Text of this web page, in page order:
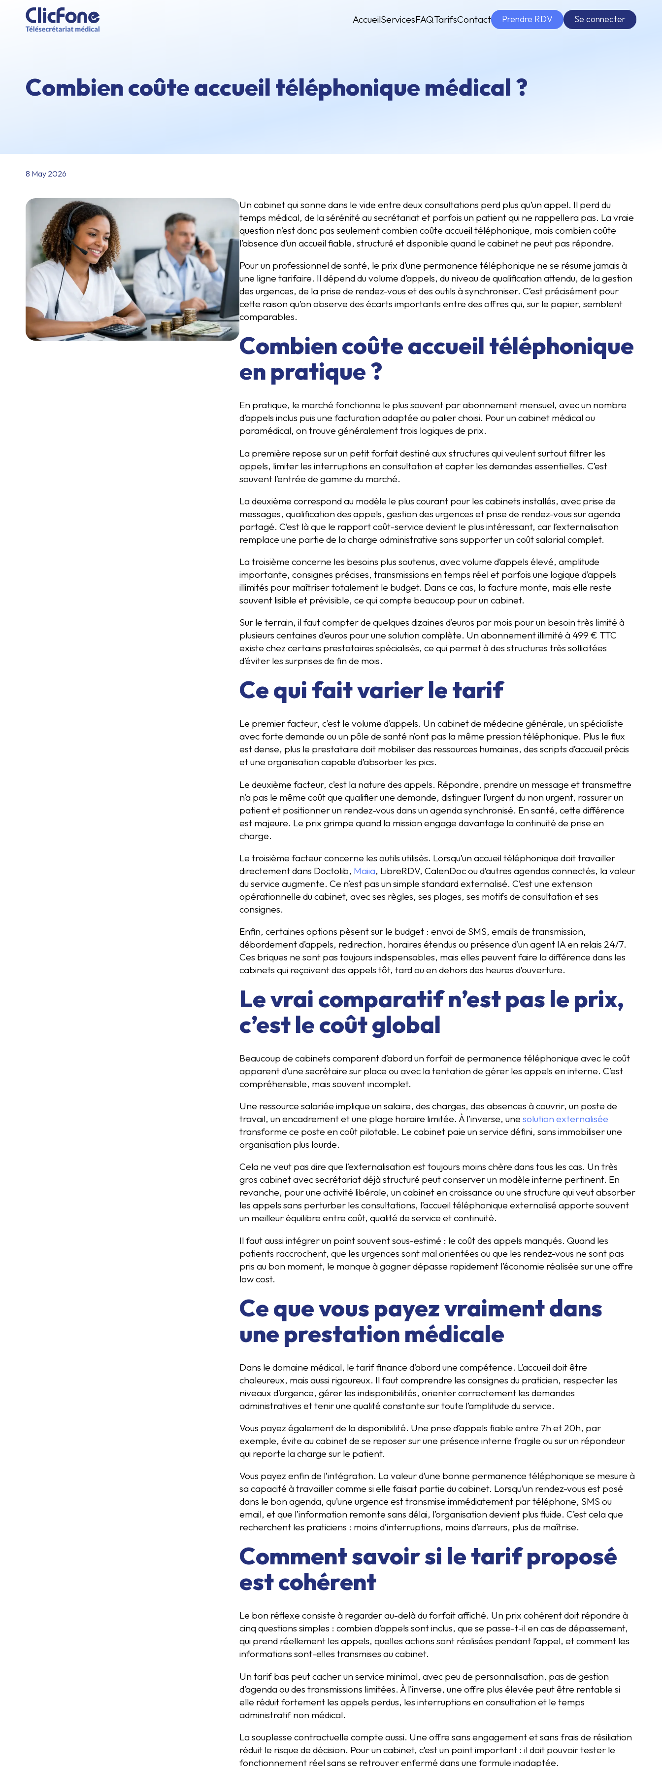
AccueilServicesFAQTarifsContact Prendre RDV Se connecter
Combien coûte accueil téléphonique médical ?
8 May 2026
Un cabinet qui sonne dans le vide entre deux consultations perd plus qu’un appel. Il perd du
temps médical, de la sérénité au secrétariat et parfois un patient qui ne rappellera pas. La vraie
question n’est donc pas seulement combien coûte accueil téléphonique, mais combien coûte
l’absence d’un accueil fiable, structuré et disponible quand le cabinet ne peut pas répondre.
Pour un professionnel de santé, le prix d’une permanence téléphonique ne se résume jamais à
une ligne tarifaire. Il dépend du volume d’appels, du niveau de qualification attendu, de la gestion
des urgences, de la prise de rendez-vous et des outils à synchroniser. C’est précisément pour
cette raison qu’on observe des écarts importants entre des offres qui, sur le papier, semblent
comparables.
Combien coûte accueil téléphonique
en pratique ?
En pratique, le marché fonctionne le plus souvent par abonnement mensuel, avec un nombre
d’appels inclus puis une facturation adaptée au palier choisi. Pour un cabinet médical ou
paramédical, on trouve généralement trois logiques de prix.
La première repose sur un petit forfait destiné aux structures qui veulent surtout filtrer les
appels, limiter les interruptions en consultation et capter les demandes essentielles. C’est
souvent l’entrée de gamme du marché.
La deuxième correspond au modèle le plus courant pour les cabinets installés, avec prise de
messages, qualification des appels, gestion des urgences et prise de rendez-vous sur agenda
partagé. C’est là que le rapport coût-service devient le plus intéressant, car l’externalisation
remplace une partie de la charge administrative sans supporter un coût salarial complet.
La troisième concerne les besoins plus soutenus, avec volume d’appels élevé, amplitude
importante, consignes précises, transmissions en temps réel et parfois une logique d’appels
illimités pour maîtriser totalement le budget. Dans ce cas, la facture monte, mais elle reste
souvent lisible et prévisible, ce qui compte beaucoup pour un cabinet.
Sur le terrain, il faut compter de quelques dizaines d’euros par mois pour un besoin très limité à
plusieurs centaines d’euros pour une solution complète. Un abonnement illimité à 499 € TTC
existe chez certains prestataires spécialisés, ce qui permet à des structures très sollicitées
d’éviter les surprises de fin de mois.
Ce qui fait varier le tarif
Le premier facteur, c’est le volume d’appels. Un cabinet de médecine générale, un spécialiste
avec forte demande ou un pôle de santé n’ont pas la même pression téléphonique. Plus le flux
est dense, plus le prestataire doit mobiliser des ressources humaines, des scripts d’accueil précis
et une organisation capable d’absorber les pics.
Le deuxième facteur, c’est la nature des appels. Répondre, prendre un message et transmettre
n’a pas le même coût que qualifier une demande, distinguer l’urgent du non urgent, rassurer un
patient et positionner un rendez-vous dans un agenda synchronisé. En santé, cette différence
est majeure. Le prix grimpe quand la mission engage davantage la continuité de prise en
charge.
Le troisième facteur concerne les outils utilisés. Lorsqu’un accueil téléphonique doit travailler
directement dans Doctolib, Maiia, LibreRDV, CalenDoc ou d’autres agendas connectés, la valeur
du service augmente. Ce n’est pas un simple standard externalisé. C’est une extension
opérationnelle du cabinet, avec ses règles, ses plages, ses motifs de consultation et ses
consignes.
Enfin, certaines options pèsent sur le budget : envoi de SMS, emails de transmission,
débordement d’appels, redirection, horaires étendus ou présence d’un agent IA en relais 24/7.
Ces briques ne sont pas toujours indispensables, mais elles peuvent faire la différence dans les
cabinets qui reçoivent des appels tôt, tard ou en dehors des heures d’ouverture.
Le vrai comparatif n’est pas le prix,
c’est le coût global
Beaucoup de cabinets comparent d’abord un forfait de permanence téléphonique avec le coût
apparent d’une secrétaire sur place ou avec la tentation de gérer les appels en interne. C’est
compréhensible, mais souvent incomplet.
Une ressource salariée implique un salaire, des charges, des absences à couvrir, un poste de
travail, un encadrement et une plage horaire limitée. À l’inverse, une solution externalisée
transforme ce poste en coût pilotable. Le cabinet paie un service défini, sans immobiliser une
organisation plus lourde.
Cela ne veut pas dire que l’externalisation est toujours moins chère dans tous les cas. Un très
gros cabinet avec secrétariat déjà structuré peut conserver un modèle interne pertinent. En
revanche, pour une activité libérale, un cabinet en croissance ou une structure qui veut absorber
les appels sans perturber les consultations, l’accueil téléphonique externalisé apporte souvent
un meilleur équilibre entre coût, qualité de service et continuité.
Il faut aussi intégrer un point souvent sous-estimé : le coût des appels manqués. Quand les
patients raccrochent, que les urgences sont mal orientées ou que les rendez-vous ne sont pas
pris au bon moment, le manque à gagner dépasse rapidement l’économie réalisée sur une offre
low cost.
Ce que vous payez vraiment dans
une prestation médicale
Dans le domaine médical, le tarif finance d’abord une compétence. L’accueil doit être
chaleureux, mais aussi rigoureux. Il faut comprendre les consignes du praticien, respecter les
niveaux d’urgence, gérer les indisponibilités, orienter correctement les demandes
administratives et tenir une qualité constante sur toute l’amplitude du service.
Vous payez également de la disponibilité. Une prise d’appels fiable entre 7h et 20h, par
exemple, évite au cabinet de se reposer sur une présence interne fragile ou sur un répondeur
qui reporte la charge sur le patient.
Vous payez enfin de l’intégration. La valeur d’une bonne permanence téléphonique se mesure à
sa capacité à travailler comme si elle faisait partie du cabinet. Lorsqu’un rendez-vous est posé
dans le bon agenda, qu’une urgence est transmise immédiatement par téléphone, SMS ou
email, et que l’information remonte sans délai, l’organisation devient plus fluide. C’est cela que
recherchent les praticiens : moins d’interruptions, moins d’erreurs, plus de maîtrise.
Comment savoir si le tarif proposé
est cohérent
Le bon réflexe consiste à regarder au-delà du forfait affiché. Un prix cohérent doit répondre à
cinq questions simples : combien d’appels sont inclus, que se passe-t-il en cas de dépassement,
qui prend réellement les appels, quelles actions sont réalisées pendant l’appel, et comment les
informations sont-elles transmises au cabinet.
Un tarif bas peut cacher un service minimal, avec peu de personnalisation, pas de gestion
d’agenda ou des transmissions limitées. À l’inverse, une offre plus élevée peut être rentable si
elle réduit fortement les appels perdus, les interruptions en consultation et le temps
administratif non médical.
La souplesse contractuelle compte aussi. Une offre sans engagement et sans frais de résiliation
réduit le risque de décision. Pour un cabinet, c’est un point important : il doit pouvoir tester le
fonctionnement réel sans se retrouver enfermé dans une formule inadaptée.